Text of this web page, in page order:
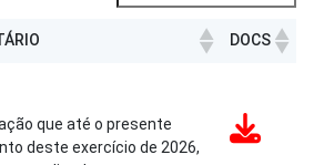
DOCS
que até o presente
deste exercício de 2026,